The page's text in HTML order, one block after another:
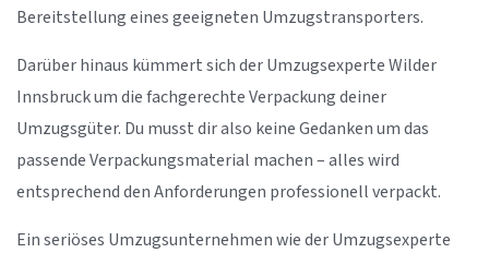
Bereitstellung eines geeigneten Umzugstransporters.
Darüber hinaus kümmert sich der Umzugsexperte Wilder
Innsbruck um die fachgerechte Verpackung deiner
Umzugsgüter. Du musst dir also keine Gedanken um das
passende Verpackungsmaterial machen – alles wird
entsprechend den Anforderungen professionell verpackt.
Ein seriöses Umzugsunternehmen wie der Umzugsexperte